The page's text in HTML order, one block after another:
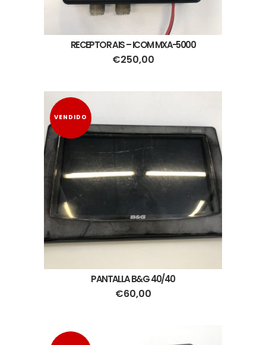
RECEPTOR AIS – ICOM MXA-5000
€250,00
VENDIDO
PANTALLA B&G 40/40
€60,00